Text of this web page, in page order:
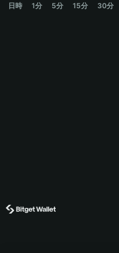
日時 1分 5分 15分 30分